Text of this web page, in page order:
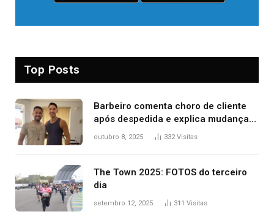
Top Posts
Barbeiro comenta choro de cliente
após despedida e explica mudança
para o TO: ‘Não esperava atingir
outubro 8, 2025 332Visitas
The Town 2025: FOTOS do terceiro
dia
setembro 12, 2025 311 Visitas